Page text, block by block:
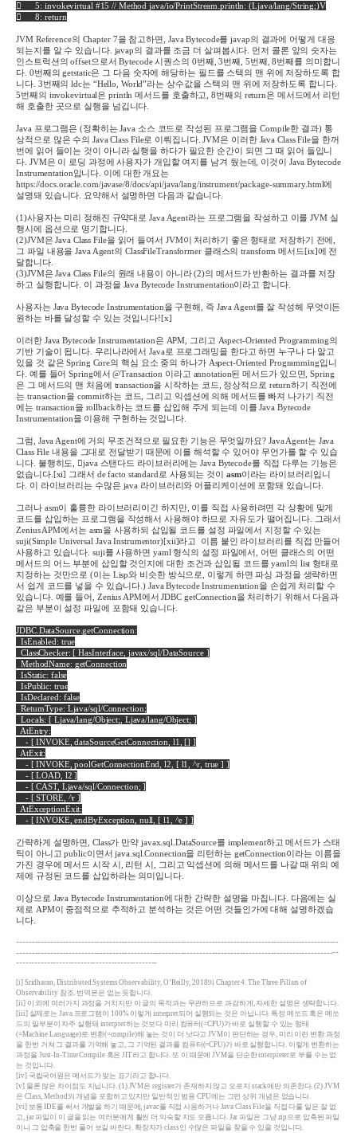

5: invokevirtual #15 // Method java/io/PrintStream.println: (Ljava/lang/String;)V

8: return
JVM Reference의 Chapter 7을 참고하면 , Java Bytecode를 javap의 결과에 어떻게 대응
되는지를 알 수 있습니다. javap의 결과를 조금 더 살펴봅시다 먼저 콜론 앞의 숫자는
인스트럭션의 offset으로서 Bytecode시퀀스의 0번째 , 3번째 , 5번째 , 8번째를 의미합니
다 . 0번째의getstatic은 그 다음 숫자에 해당하는 필드를 스택의 맨 위에 저장하도록 합
니다. 3번째의ldc는 “Hello, World”라는 상수값을 스택의 맨 위에 저장하도록 합니다.
5번째의 invokevirtual은 println메서드를 호출하고 , 8번째의 return은 메서드에서 리턴
해 호출한 곳으로 실행을 넘깁니다
Java 프로그램은 (정확히는Java 소스 코드로 작성된 프로그램을 Compile한 결과) 통
상적으로 많은 수의 Java Class File로 이뤄집니다. JVM은 이러한Java Class File을 한꺼
번에 읽어 들이는 것이 아니라 실행을 하다가 필요한 순간이 되면 그 때 읽어 들입니
다 . JVM은 이 로딩 과정에 사용자가 개입할 여지를 남겨 뒀는데 이것이
Java Bytecode
Instrumentation입니다 이에 대한 개요는
https://docs.oracle.com/javase/8/docs/api/java/lang/instrument/package-summary.html에
설명돼 있습니다 요약해서 설명하면 다음과 같습니다
(1)사용자는 미리 정해진 규약대로 Java Agent라는 프로그램을 작성하고 이를 JVM 실
행시에 옵션으로 명기합니다.
(2)JVM은Java Class File을 읽어 들여서 JVM이 처리하기 좋은 형태로 저장하기 전에
그 파일 내용을 Java Agent의 ClassFileTransformer 클래스의transform메서드 [ix]에 전
달합니다.
(3)JVM은Java Class File의 원래 내용이 아니라(2)의 메서드가 반환하는 결과를 저장
하고 실행합니다 이 과정을Java Bytecode Instrumentation이라고 합니다.
사용자는 Java Bytecode Instrumentation을 구현해 즉 Java Agent를 잘 작성헤 무엇이든
원하는 바를 달성할 수 있는 것입니다![x]
이러한 Java Bytecode Instrumentation은 APM, 그리고 Aspect-Oriented Programming의
기반 기술이 됩니다 우리나라에서 Java 로 프로그래밍을 한다고 하면 누구나 다 알고
있을 것 같은Spring Core의 핵심 요소 중의 하나가 Aspect-Oriented Programming입니
다 예를 들어 Spring에서@Transaction 이라고 annotation된 메서드가 있으면 , Spring
은 그 메서드의 맨 처음에 transaction을 시작하는 코드 정상적으로 return하기 직전에
는 transaction을commit하는 코드
그리고 익셉션에 의해 메서드를 빠져 나가기 직전
에는transaction을rollback하는 코드를 삽입해 주게 되는데 이를 Java Bytecode
Instrumentation을 이용해 구현하는 것입니다
그럼 , Java Agent에 거의 무조건적으로 필요한 기능은 무엇일까요? Java Agent는Java
Class File내용을 그대로 전달받기 때문에 이를 해석할 수 있어야 무언가를 할 수 있습
니다. 불행히도 , java 스탠다드 라이브러리에는Java Bytecode를 직접 다루는 기능은
없습니다. [xi] 그래서 de facto standard 로 사용되는 것이 asm이라는 라이브러리입니
다 이 라이브러리는 수많은java 라이브러리와 어플리케이션에 포함돼 있습니다.
그러나 asm이 훌륭한 라이브러리이긴 하지만, 이를 직접 사용하려면 각 상황에 맞게
코드를 삽입하는 프로그램을 작성해서 사용해야 하므로 자유도가 떨어집니다 그래서
Zenius APM에서는asm을 사용하되 삽입될 코드를 설정 파일에서 지정할 수 있는
suji(Simple Universal Java Instrumentor)[xii]라고
이름 붙인 라이브러리를 직접 만들어
사용하고 있습니다 . suji를 사용하면 yaml형식의 설정 파일에서
어떤 클래스의 어떤
메서드의 어느 부분에 삽입할 것인지에 대한 조건과 삽입될 코드를 yaml 의 list형태로
지정하는 것만으로 (이는Lisp와 비슷한 방식으로
이렇게 하면 파싱 과정을 생략하면
서 쉽게 코드를 넣을 수 있습니다.) Java Bytecode Instrumentation을 손쉽게 처리할 수
있습니다. 예를 들어 , Zenius APM에서 JDBC getConnection을 처리하기 위해서 다음과
같은 부분이 설정 파일에 포함돼 있습니다.
JDBC.DataSource.getConnection:
IsEnabled: true
ClassChecker: [ HasInterface, javax/sql/DataSource ]
MethodName: getConnection
IsStatic: false
IsPublic: true
IsDeclared: false
ReturnType: Ljava/sql/Connection;
Locals: [ Ljava/lang/Object;, Ljava/lang/Object; ]
AtEntry:
- [ INVOKE, dataSourceGetConnection, l1, [] ]
AtExit:
- [ INVOKE, poolGetConnectionEnd, l2, [ l1, ^r, true ] ]
- [ LOAD, l2 ]
- [ CAST, Ljava/sql/Connection; ]
- [ STORE, ^r ]
AtExceptionExit:
- [ INVOKE, endByException, null, [ l1, ^e ] ]
간략하게 설명하면 , Class가 만약 javax.sql.DataSource를 implement하고 메서드가 스태
틱이 아니고 public이면서java.sql.Connection을 리턴하는 getConnection이라는 이름을
가진 경우에 메서드 시작 시
리턴 시
그리고 익셉션에 의해 메서드를 나갈 때 위의 예
제에 규정된 코드를 삽입하라는 의미입니다.
이상으로 Java Bytecode Instrumentation에 대한 간략한 설명을 마칩니다. 다음에는 실
제로 APM이 중점적으로 추적하고 분석하는 것은 어떤 것들인가에 대해 설명하겠습
니다.
--------------------------------------------------------------------------------------------------------
--------------------------------------------------------------------------------------------------------
----------------------------------------------
[i] Sridharan, Distributed Systems Observability, O’Reilly, 2018의 Chapter 4. The Three Pillars of
Observability 참조. 번역본은 없는 듯합니다.
[ii] 이 외에 여러가지 과정을 거치지만 이 글의 목적과는 무관하므로 과감하게 ,자세한 설명은 생략합니다.
[iii] 실제로는 Java 프로그램이 100% 이렇게 interpret 되어 실행되는 것은 아닙니다.특정 메쏘드 혹은 메쏘
드의 일부분이 자주 실행돼 interpret하는 것보다 미리 컴퓨터(=CPU)가 바로 실행할 수 있는 형태
(=Machine Language)로 변환(=compile)해 놓는 것이 더 낫다고 JVM이 판단하는 경우, 미리 이런 변환 과정
을 한번 거쳐 그 결과를 기억해 놓고, 그 기억된 결과를 컴퓨터 (=CPU)가 바로 실행합니다. 이렇게 변환하는
과정을 Just-In-Time Compile 혹은 JIT라고 합니다. 또 이 때문에 JVM을 단순한interpreter로 부를 수는 없
는 것입니다.
[iv] 국립국어원은 메서드가 맞는 표기라고 합니다.
[v] 물론 많은 차이점도 지닙니다. (1) JVM은 register가 존재하지 않고 오로지 stack에만 의존한다. (2) JVM
은 Class, Method 의 개념을 포함하고 있지만 일반적인 범용 CPU에는 그런 상위 개념은 없습니다.
[vi] 보통IDE를 써서 개발을 하기 때문에, javac를 직접 사용하거나Java Class File을 직접 다룰 일은 잘 없
고, jar파일이 이 글을 읽는 여러분에게 훨씬 더 익숙할 지도 모릅니다. Jar파일은 그냥zip 으로 압축된 파일
이니 그 압축을 한번 풀어 보길 바란다. 확장자가 class 인 수많은 파일을 찾을 수 있을 것입니다.